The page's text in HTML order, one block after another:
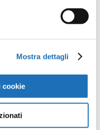
Mostra dettagli
cookie
della
tutte le